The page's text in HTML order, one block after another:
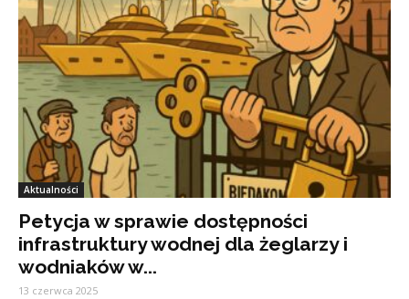
Aktualności
Petycja w sprawie dostępności
infrastruktury wodnej dla żeglarzy i
wodniaków w...
13 czerwca 2025